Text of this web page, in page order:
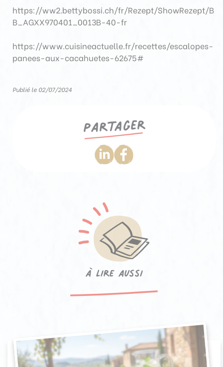
https://ww2.bettybossi.ch/fr/Rezept/ShowRezept/B
B_AGXX970401_0013B-40-fr
https://www.cuisineactuelle.fr/recettes/escalopes-
panees-aux-cacahuetes-62675#
Publié le 02/07/2024
Partager
à lire aussi